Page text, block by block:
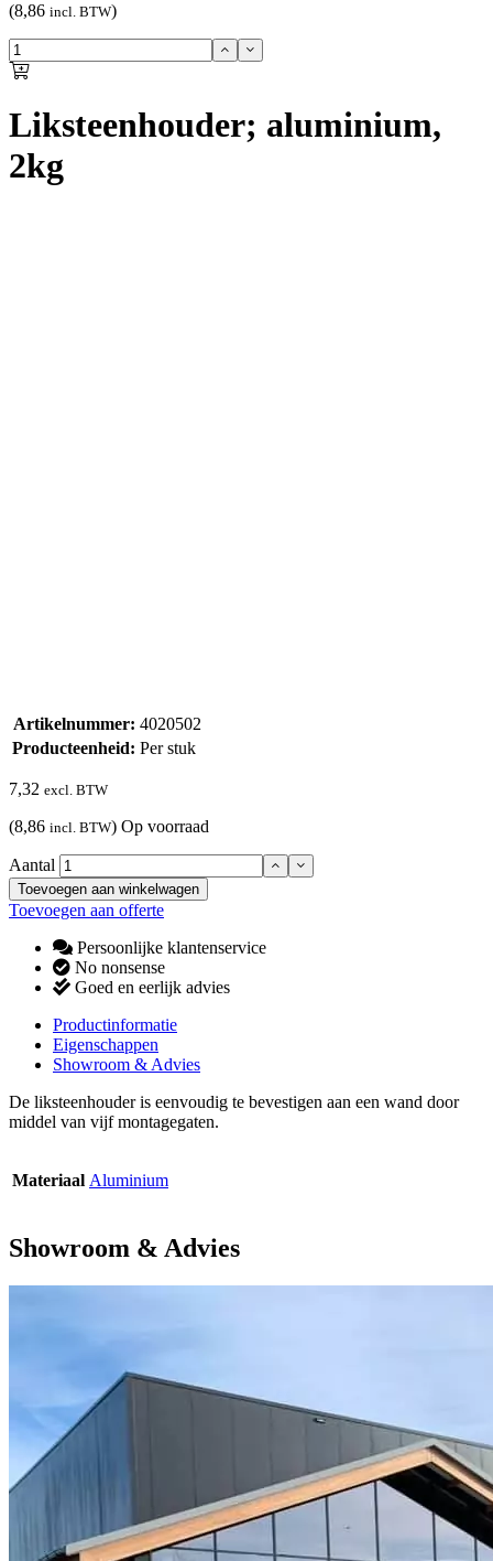
(8,86 incl. BTW)
Liksteenhouder; aluminium,
2kg
Artikelnummer: 4020502
Producteenheid: Per stuk
7,32 excl. BTW
(8,86 incl. BTW) Op voorraad
Aantal
Toevoegen aan winkelwagen
Toevoegen aan offerte
Persoonlijke klantenservice
No nonsense
Goed en eerlijk advies
Productinformatie
Eigenschappen
Showroom & Advies
De liksteenhouder is eenvoudig te bevestigen aan een wand door
middel van vijf montagegaten.
Materiaal Aluminium
Showroom & Advies